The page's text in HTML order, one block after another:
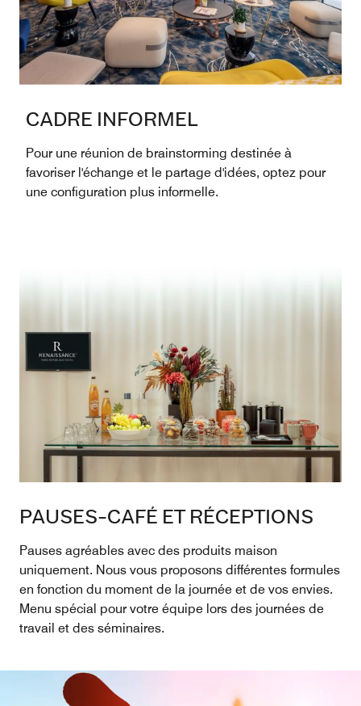
CADRE INFORMEL
Pour une réunion de brainstorming destinée à
favoriser l'échange et le partage d'idées, optez pour
une configuration plus informelle.
PAUSES-CAFÉ ET RÉCEPTIONS
Pauses agréables avec des produits maison
uniquement. Nous vous proposons différentes formules
en fonction du moment de la journée et de vos envies.
Menu spécial pour votre équipe lors des journées de
travail et des séminaires.